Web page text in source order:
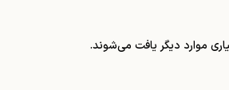
موارد دیگر یافت می‌شوند.